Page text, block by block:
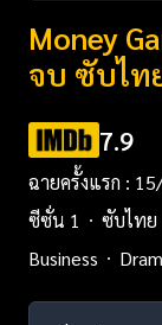
Money
จบ ซับไท
7.9
ฉายครั้งแรก :
ซีซั่น 1
ซับไทย
Business